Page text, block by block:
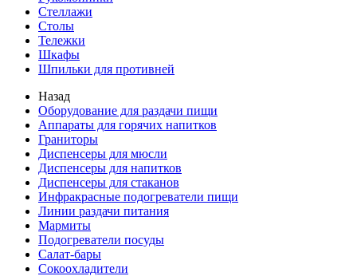
Стеллажи
Столы
Тележки
Шкафы
Шпильки для противней
Назад
Оборудование для раздачи пищи
Аппараты для горячих напитков
Граниторы
Диспенсеры для мюсли
Диспенсеры для напитков
Диспенсеры для стаканов
Инфракрасные подогреватели пищи
Линии раздачи питания
Мармиты
Подогреватели посуды
Салат-бары
Сокоохладители